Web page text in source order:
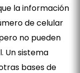
la información
de celular
no pueden
Un sistema
bases de